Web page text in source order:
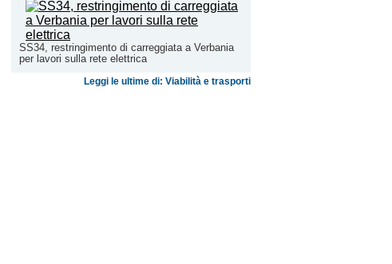
SS34, restringimento di carreggiata a Verbania
per lavori sulla rete elettrica
Leggi le ultime di: Viabilità e trasporti